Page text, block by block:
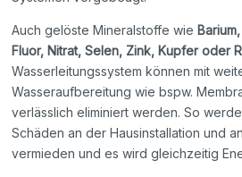
Auch gelöste Mineralstoffe wie
Fluor, Nitrat, Selen, Zink, Kupfer oder
Wasserleitungssystem können mit
Wasseraufbereitung wie bspw.
verlässlich eliminiert werden. So
Schäden an der Hausinstallation und
vermieden und es wird gleichzeitig